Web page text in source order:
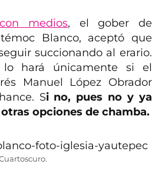
medios, el gober de
Blanco, aceptó que
succionando al erario.
hará únicamente si el
Manuel López Obrador
Si no, pues no y ya
opciones de chamba.